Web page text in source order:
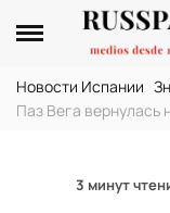
Новости Испании
Паз Вега вернулась
3 минут